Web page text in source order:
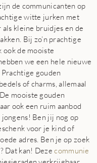
de communicanten op
witte jurken met
als kleine bruidjes en de
Bij zo’n prachtige
de mooiste
we een hele nieuwe
gouden
of charms, allemaal
mooiste gouden
ook een ruim aanbod
Ben jij nog op
voor je kind of
adres. Ben je op zoek
? Dat kan! Dezecommunie